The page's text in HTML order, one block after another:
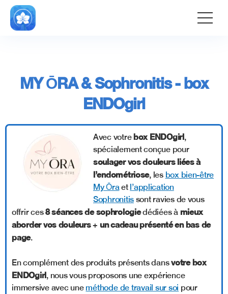
gtag('consent', 'default', { 'ad_storage': 'denied',
'ad_user_data': 'denied', 'ad_personalization': 'denied',
'analytics_storage': 'denied' });
MY ŌRA & Sophronitis - box
ENDOgirl
Avec votrebox ENDOgirl,
spécialement conçue pour
soulager vos douleurs liées à
l’endométriose, les box bien-être
My Ōraet l’application
Sophronitis sont ravies de vous
offrir ces8 séances de sophrologiedédiées à mieux
aborder vos douleurs+ un cadeau présenté en bas de
page.
En complément des produits présents dansvotre box
ENDOgirl, nous vous proposons une expérience
immersive avec une méthode de travail sur soi pour